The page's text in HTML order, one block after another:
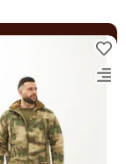
товаров